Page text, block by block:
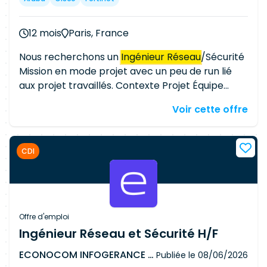
12 mois Paris, France
Nous recherchons un Ingénieur Réseau/Sécurité
Mission en mode projet avec un peu de run lié
aux projet travaillés. Contexte Projet Équipe
Localisation Paris Profil Sénior avec les
migration en cours – idéalement une
certification Fortinet ou SDWAN Fortinet -
Firewalling Fortinet VDOM / ADOM -
Fortimanager / Forti analyser - ARUBA Switching
/ Wifi - Cisco Switching En plus, mais non
indispensable : - PKI /CMS - Cisco ACI - Radware
Altéon - F5 - Netskope Mission parmi d'autres :
Migration vers du SD WAN Fortinet, projet de
refresh site complet ou architecture
Voir cette offre
CDI
Offre d'emploi
Ingénieur Réseau et Sécurité H/F
ECONOCOM INFOGERANCE ET SYSTEME Publiée le 08/06/2026